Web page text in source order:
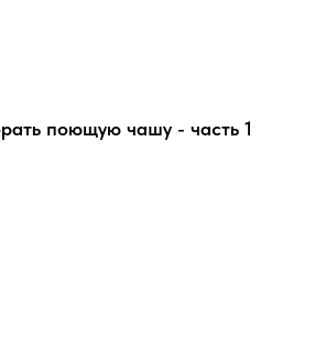
поющую чашу - часть 1